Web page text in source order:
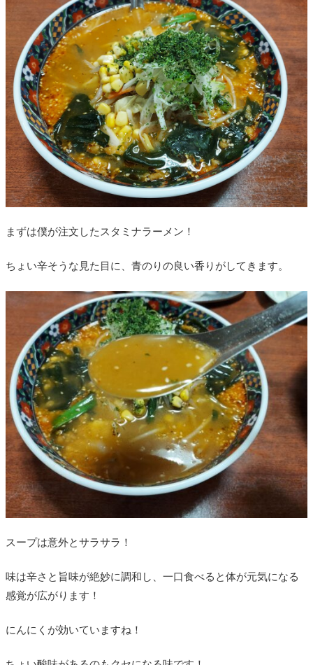
まずは僕が注文したスタミナラーメン！
ちょい辛そうな見た目に、青のりの良い香りがしてきます。
スープは意外とサラサラ！
味は辛さと旨味が絶妙に調和し、一口食べると体が元気になる
感覚が広がります！
にんにくが効いていますね！